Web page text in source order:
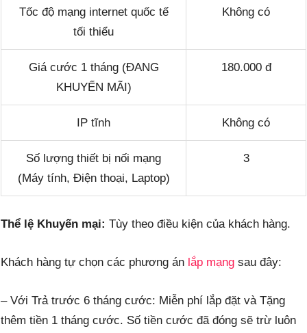
Tốc độ mạng internet quốc tế
tối thiểu
Không có
Giá cước 1 tháng (ĐANG
KHUYẾN MÃI)
180.000 đ
IP tĩnh Không có
Số lượng thiết bị nối mạng
(Máy tính, Điện thoại, Laptop)
3
Thể lệ Khuyến mại: Tùy theo điều kiện của khách hàng.
Khách hàng tự chọn các phương án lắp mạng sau đây:
– Với Trả trước 6 tháng cước: Miễn phí lắp đặt và Tặng
thêm tiền 1 tháng cước. Số tiền cước đã đóng sẽ trừ luôn